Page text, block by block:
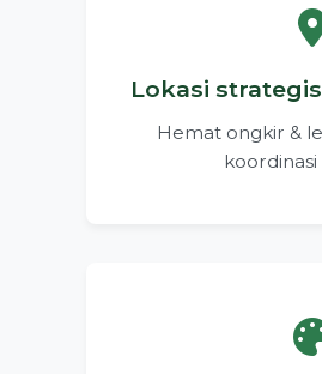
Lokasi
Hemat ongkir &